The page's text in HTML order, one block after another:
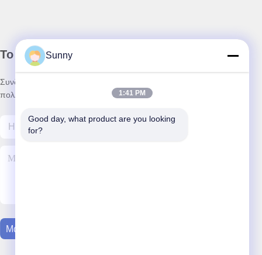
Το Δελτίο Ενημέρωσης
Συνδρομηθείτε στο ενημερωτικό μας δελτίο για εκπτώσεις και
πολλά άλλα.
Μας Ελάτε Σε Επαφή Με
Sunny
1:41 PM
Good day, what product are you looking
for?